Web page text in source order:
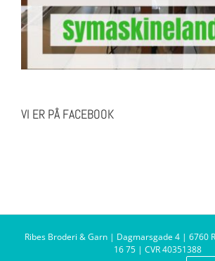
VI ER PÅ FACEBOOK
Ribes Broderi & Garn | Dagmarsgade 4 | 6760
16 75 | CVR 40351388